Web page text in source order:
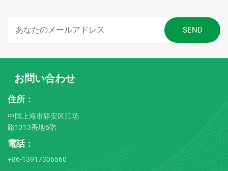
お問い合わせ
住所：
中国上海市静安区江场
路1313番地6階
電話：
+86-13917306560